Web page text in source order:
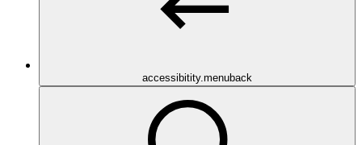
accessibitity.menuback